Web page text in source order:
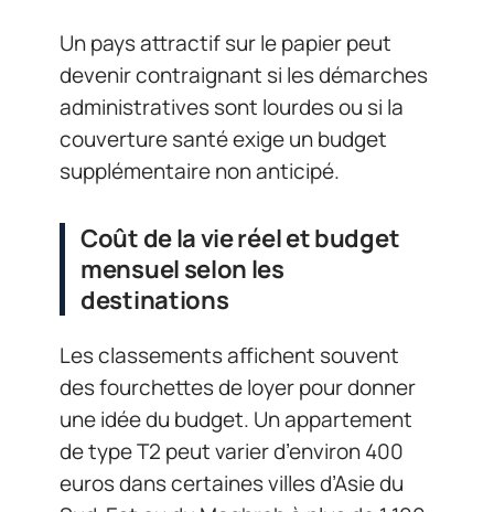
Un pays attractif sur le papier peut
devenir contraignant si les démarches
administratives sont lourdes ou si la
couverture santé exige un budget
supplémentaire non anticipé.
Coût de la vie réel et budget
mensuel selon les
destinations
Les classements affichent souvent
des fourchettes de loyer pour donner
une idée du budget. Un appartement
de type T2 peut varier d’environ 400
euros dans certaines villes d’Asie du